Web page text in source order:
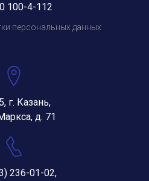
100-4-112
персональных данных
г. Казань,
д. 71
236-01-02,